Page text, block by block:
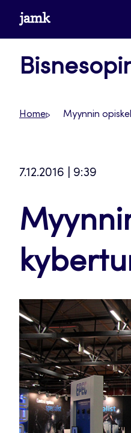
Siirrywww.jamk.fi
Home Myynnin
7.12.2016 | 9:39